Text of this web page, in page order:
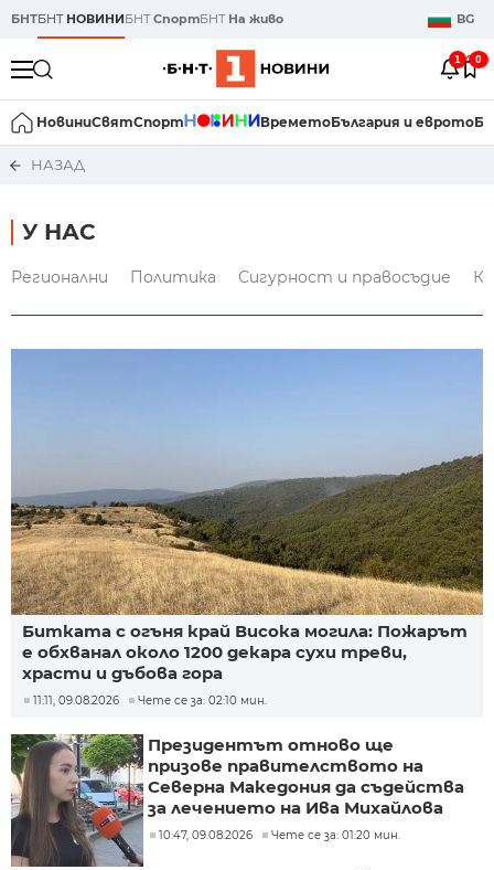
БНТБНТ НОВИНИБНТСпортБНТ На живо BG
1 0
НовиниСвятСпорт ВреметоБългария и еврото
НАЗАД
У НАС
Регионални Политика Сигурност и правосъдие
Битката с огъня край Висока могила: Пожарът
е обхванал около 1200 декара сухи треви,
храсти и дъбова гора
11:11, 09.08.2026 Чете се за: 02:10 мин.
Президентът отново ще
призове правителството на
Северна Македония да съдейства
за лечението на Ива Михайлова
10:47, 09.08.2026 Чете се за: 01:20 мин.